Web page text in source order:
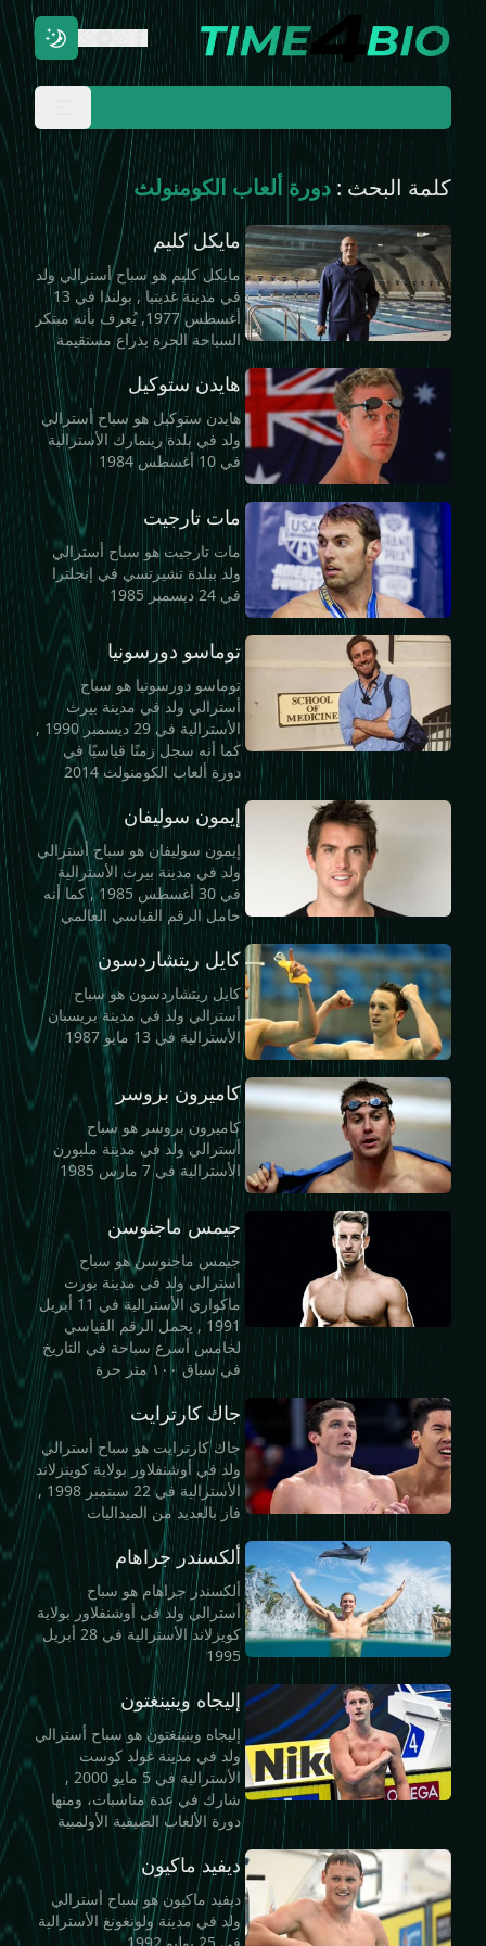
كلمة البحث :دورة ألعاب الكومنولث
مايكل كليم
مايكل كليم هو سباح أسترالي ولد
في مدينة غدينيا , بولندا في 13
أغسطس 1977, يُعرف بأنه مبتكر
السباحة الحرة بذراع مستقيمة
هايدن ستوكيل
هايدن ستوكيل هو سباح أسترالي
ولد في بلدة رينمارك الأسترالية
في 10 أغسطس 1984
مات تارجيت
مات تارجيت هو سباح أسترالي
ولد ببلدة تشيرتسي في إنجلترا
في 24 ديسمبر 1985
توماسو دورسونيا
توماسو دورسونيا هو سباح
أسترالي ولد في مدينة بيرث
الأسترالية في 29 ديسمبر 1990 ,
كما أنه سجل زمنًا قياسيًا في
دورة ألعاب الكومنولث 2014
إيمون سوليفان
إيمون سوليفان هو سباح أسترالي
ولد في مدينة بيرث الأسترالية
في 30 أغسطس 1985 , كما أنه
حامل الرقم القياسي العالمي
كايل ريتشاردسون
كايل ريتشاردسون هو سباح
أسترالي ولد في مدينة بريسبان
الأسترالية في 13 مايو 1987
كاميرون بروسر
كاميرون بروسر هو سباح
أسترالي ولد في مدينة ملبورن
الأسترالية في 7 مارس 1985
جيمس ماجنوسن
جيمس ماجنوسن هو سباح
أسترالي ولد في مدينة بورت
ماكواري الأسترالية في 11 أبريل
1991 , يحمل الرقم القياسي
لخامس أسرع سباحة في التاريخ
في سباق ١٠٠ متر حرة
جاك كارترايت
جاك كارترايت هو سباح أسترالي
ولد في أوشنفلاور بولاية كوينزلاند
الأسترالية في 22 سبتمبر 1998 ,
فاز بالعديد من الميداليات
ألكسندر جراهام
ألكسندر جراهام هو سباح
أسترالي ولد في أوشنفلاور بولاية
كويزلاند الأسترالية في 28 أبريل
1995
إليجاه وينينغتون
إليجاه وينينغتون هو سباح أسترالي
ولد في مدينة غولد كوست
الأسترالية في 5 مايو 2000 ,
شارك في عدة مناسبات، ومنها
دورة الألعاب الصيفية الأولمبية
ديفيد ماكيون
ديفيد ماكيون هو سباح أسترالي
ولد في مدينة ولونغونغ الأسترالية